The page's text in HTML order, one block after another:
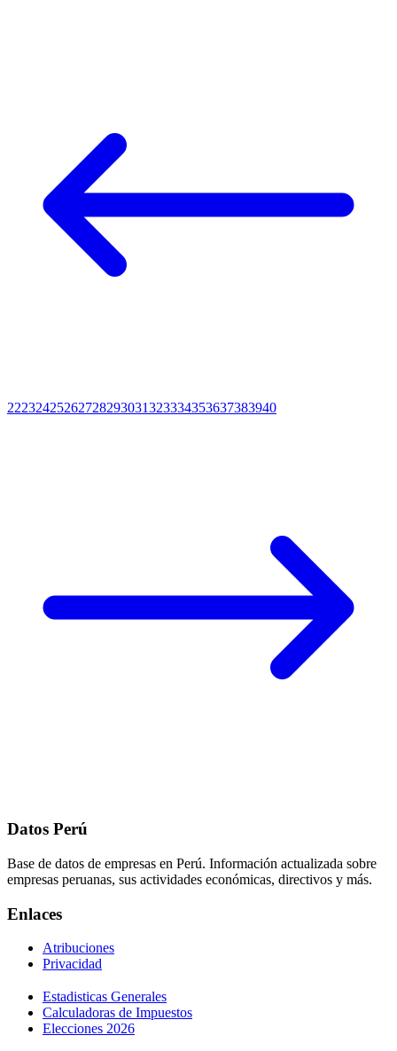
22232425262728293031323334353637383940
Datos Perú
Base de datos de empresas en Perú. Información actualizada sobre
empresas peruanas, sus actividades económicas, directivos y más.
Enlaces
Atribuciones
Privacidad
Estadisticas Generales
Calculadoras de Impuestos
Elecciones 2026